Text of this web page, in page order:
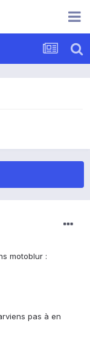
motoblur :
pas à en